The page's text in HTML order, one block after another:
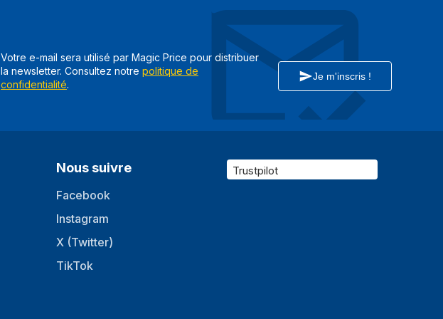
Votre e-mail sera utilisé par Magic Price pour distribuer
la newsletter. Consultez notre politique de
confidentialité.
Je m'inscris !
Nous suivre
Facebook
Instagram
X (Twitter)
TikTok
Trustpilot